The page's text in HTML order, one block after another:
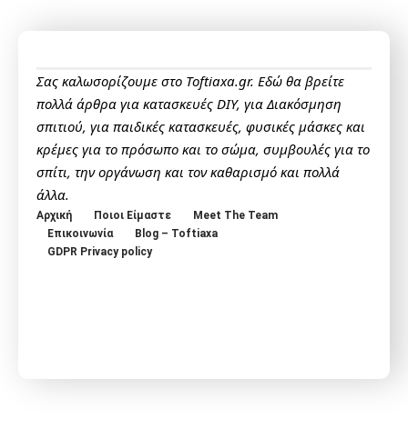
Σας καλωσορίζουμε στο Toftiaxa.gr. Εδώ θα βρείτε
πολλά άρθρα για κατασκευές DIY, για Διακόσμηση
σπιτιού, για παιδικές κατασκευές, φυσικές μάσκες και
κρέμες για το πρόσωπο και το σώμα, συμβουλές για το
σπίτι, την οργάνωση και τον καθαρισμό και πολλά
άλλα.
Αρχική Ποιοι Είμαστε
Meet The Team
Επικοινωνία
Blog – Toftiaxa
GDPR Privacy policy